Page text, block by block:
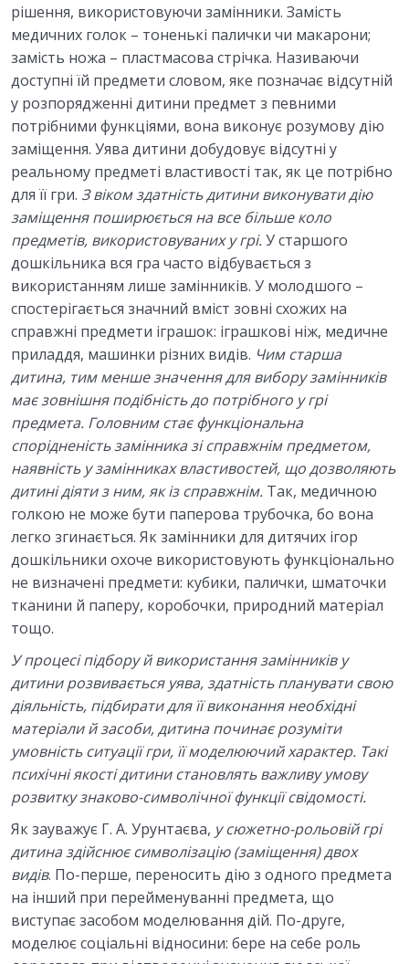
рішення, використовуючи замінники. Замість
медичних голок – тоненькі палички чи макарони;
замість ножа – пластмасова стрічка. Називаючи
доступні їй предмети словом, яке позначає відсутній
у розпорядженні дитини предмет з певними
потрібними функціями, вона виконує розумову дію
заміщення. Уява дитини добудовує відсутні у
реальному предметі властивості так, як це потрібно
для її гри. З віком здатність дитини виконувати дію
заміщення поширюється на все більше коло
предметів, використовуваних у грі.У старшого
дошкільника вся гра часто відбувається з
використанням лише замінників. У молодшого –
спостерігається значний вміст зовні схожих на
справжні предмети іграшок: іграшкові ніж, медичне
приладдя, машинки різних видів. Чим старша
дитина, тим менше значення для вибору замінників
має зовнішня подібністьдо потрібного у грі
предмета. Головним стає функціональна
спорідненість замінника зі справжнім предметом,
наявність у замінниках властивостей, що дозволяють
дитині діяти з ним, як із справжнім. Так, медичною
голкою не може бути паперова трубочка, бо вона
легко згинається. Як замінники для дитячих ігор
дошкільники охоче використовують функціонально
не визначені предмети: кубики, палички, шматочки
тканини й паперу, коробочки, природний матеріал
тощо.
У процесі підбору й використання замінників у
дитини розвивається уява, здатність планувати свою
діяльність, підбирати для її виконання необхідні
матеріали й засоби, дитина починає розуміти
умовність ситуації гри, її моделюючий характер. Такі
психічні якостідитини становлять важливу умову
розвитку знаково-символічної функції свідомості.
Як зауважує Г. А. Урунтаєва, у сюжетно-рольовій грі
дитиназдійснює символізацію (заміщення) двох
видів. По-перше, переносить дію з одного предмета
на інший при перейменуванні предмета, що
виступає засобом моделювання дій. По-друге,
моделює соціальні відносини: бере на себе роль